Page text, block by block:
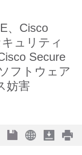
、Cisco
ュリティ
Secure
フトウェア
妨害